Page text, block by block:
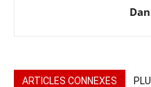
ARTICLES CONNEXES